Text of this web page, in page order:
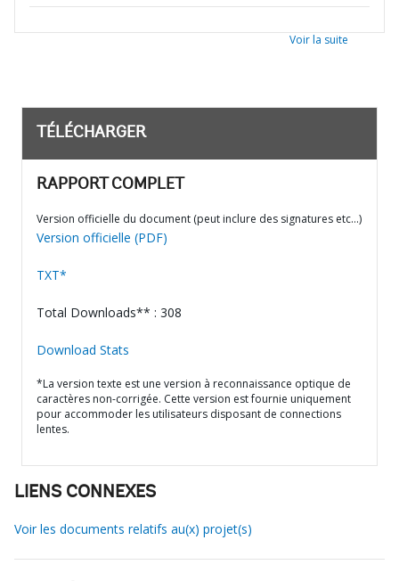
Voir la suite
TÉLÉCHARGER
RAPPORT COMPLET
Version officielle du document (peut inclure des signatures etc…)
Version officielle (PDF)
TXT*
Total Downloads** : 308
Download Stats
*La version texte est une version à reconnaissance optique de
caractères non-corrigée. Cette version est fournie uniquement
pour accommoder les utilisateurs disposant de connections
lentes.
LIENS CONNEXES
Voir les documents relatifs au(x) projet(s)